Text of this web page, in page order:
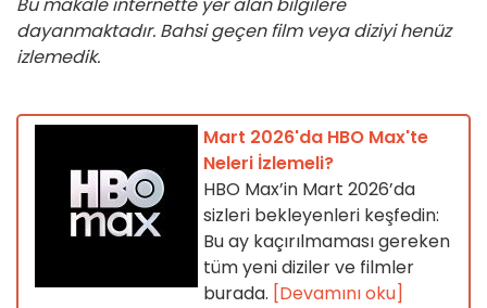
Bu makale internette yer alan bilgilere
dayanmaktadır. Bahsi geçen film veya diziyi henüz
izlemedik.
Mart 2026'da HBO Max'te
Neleri İzlemeli?
HBO Max’in Mart 2026’da
sizleri bekleyenleri keşfedin:
Bu ay kaçırılmaması gereken
tüm yeni diziler ve filmler
burada. [Devamını oku]